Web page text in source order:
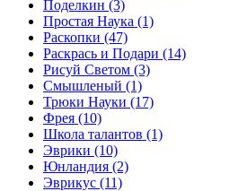
Поделкин (3)
Простая Наука (1)
Раскопки (47)
Раскрась и Подари (14)
Рисуй Светом (3)
Смышленый (1)
Трюки Науки (17)
Фрея (10)
Школа талантов (1)
Эврики (10)
Юнландия (2)
Эврикус (11)